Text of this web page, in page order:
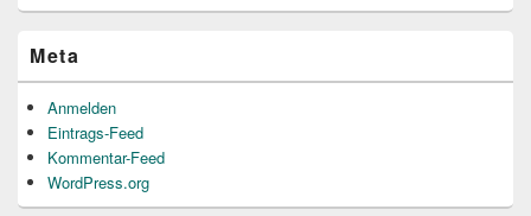
Meta
Anmelden
Eintrags-Feed
Kommentar-Feed
WordPress.org